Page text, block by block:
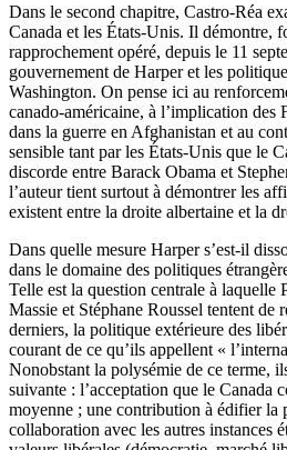
Dans le second chapitre, Castro-Réa
Canada et les États-Unis. Il démontre,
rapprochement opéré, depuis le 11
gouvernement de Harper et les
Washington. On pense ici au
canado-américaine, à l’implication des
dans la guerre en Afghanistan et au
sensible tant par les États-Unis que le
discorde entre Barack Obama et
l’auteur tient surtout à démontrer les
existent entre la droite albertaine et la
Dans quelle mesure Harper s’est-il
dans le domaine des politiques
Telle est la question centrale à laquelle
Massie et Stéphane Roussel tentent de
derniers, la politique extérieure des
courant de ce qu’ils appellent «
Nonobstant la polysémie de ce terme,
suivante : l’acceptation que le Canada
moyenne ; une contribution à édifier la
collaboration avec les autres instances